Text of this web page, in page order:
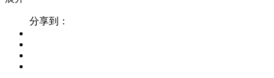
分享到：